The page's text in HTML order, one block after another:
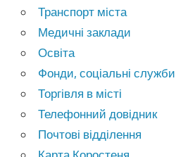
Транспорт міста
Медичні заклади
Освіта
Фонди, соціальні служби
Торгівля в місті
Телефонний довідник
Почтові відділення